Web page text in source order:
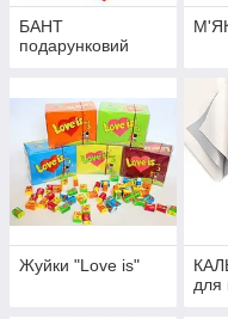
БАНТ
подарунковий
Жуйки "Love is"
для